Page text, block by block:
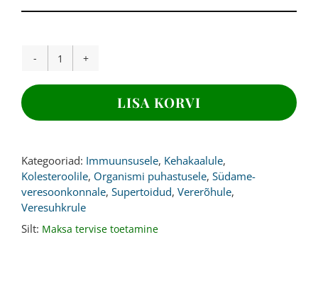
BROKOLI
LISA KORVI
Kategooriad: Immuunsusele, Kehakaalule,
Kolesteroolile, Organismi puhastusele, Südame-
veresoonkonnale, Supertoidud, Vererõhule,
Veresuhkrule
Silt: Maksa tervise toetamine